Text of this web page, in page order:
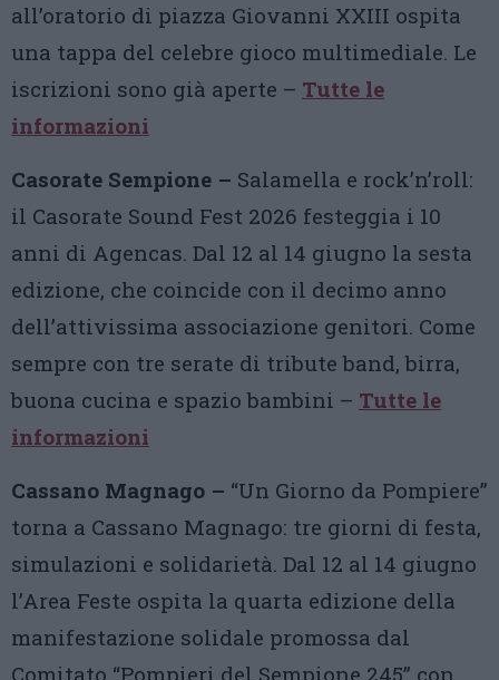
all’oratorio di piazza Giovanni XXIII ospita
una tappa del celebre gioco multimediale. Le
iscrizioni sono già aperte – Tutte le
informazioni
Casorate Sempione – Salamella e rock’n’roll:
il Casorate Sound Fest 2026 festeggia i 10
anni di Agencas. Dal 12 al 14 giugno la sesta
edizione, che coincide con il decimo anno
dell’attivissima associazione genitori. Come
sempre con tre serate di tribute band, birra,
buona cucina e spazio bambini – Tutte le
informazioni
Cassano Magnago – “Un Giorno da Pompiere”
torna a Cassano Magnago: tre giorni di festa,
simulazioni e solidarietà. Dal 12 al 14 giugno
l’Area Feste ospita la quarta edizione della
manifestazione solidale promossa dal
Comitato “Pompieri del Sempione 245” con